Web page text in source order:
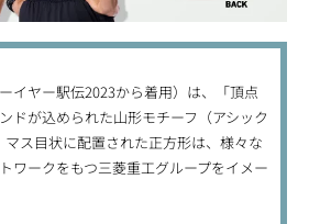
イヤー駅伝2023から着用）は、「頂点
ドが込められた山形モチーフ（アシック
マス目状に配置された正方形は、様々な
ワークをもつ三菱重工グループをイメー